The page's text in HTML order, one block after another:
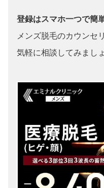
登録はスマホ一つで簡
メンズ脱毛のカウンセ
気軽に相談してみましょ